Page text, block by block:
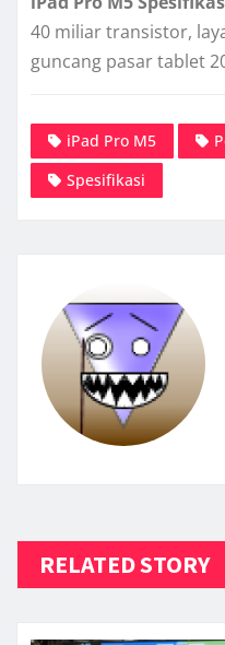
40 miliar transistor,
guncang pasar tablet
iPad Pro M5
Spesifikasi
RELATED STORY